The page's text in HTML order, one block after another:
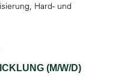
Hard- und
(M/W/D)